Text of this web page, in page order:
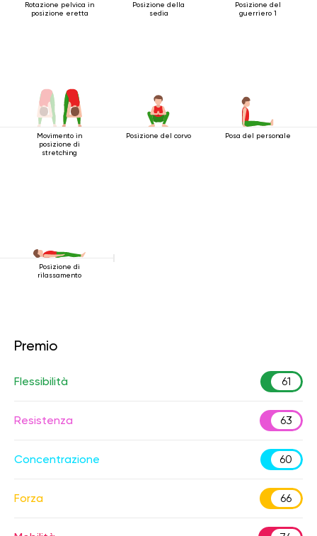
Rotazione pelvica in
posizione eretta
Posizione della
sedia
Posizione del
guerriero 1
Movimento in
posizione di
stretching
Posizione del corvo Posa del personale
Posizione di
rilassamento
Premio
Flessibilità 61
Resistenza 63
Concentrazione 60
Forza 66